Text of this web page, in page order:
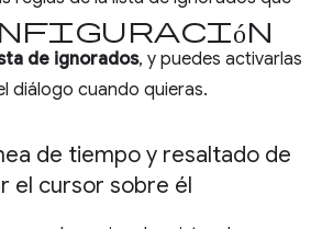
de ignorados, y puedes activarlas
diálogo cuando quieras.
de tiempo y resaltado de
el cursor sobre él